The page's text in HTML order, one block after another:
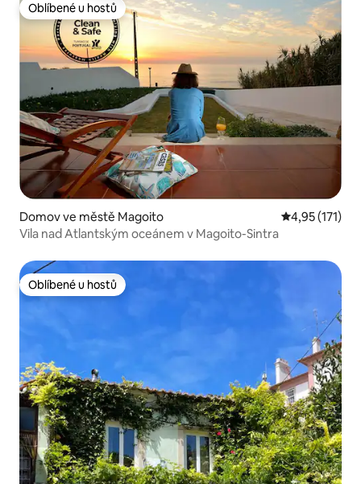
Oblíbené u hostů
Oblíbené u hostů
Domov ve městě Magoito Průměrné
4,95 (171)
Vila nad Atlantským oceánem v Magoito-Sintra
Oblíbené u hostů
Oblíbené u hostů